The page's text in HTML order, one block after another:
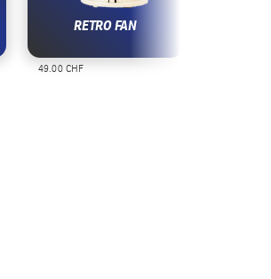
RETRO FAN
49.00 CHF